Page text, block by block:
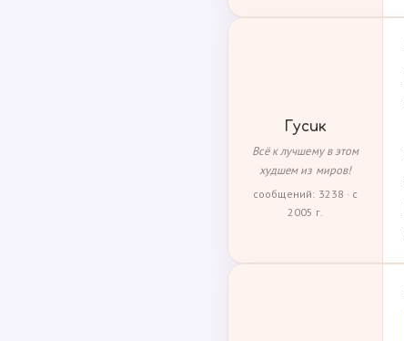
Гусик
Всё к лучшему в этом
худшем из миров!
сообщений: 3238 · с
2005 г.